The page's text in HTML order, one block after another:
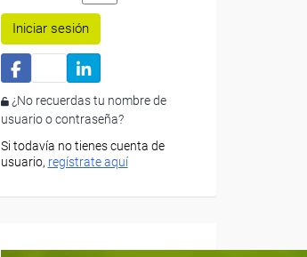
Iniciar sesión
¿No recuerdas tu nombre de
usuario o contraseña?
Si todavía no tienes cuenta de
usuario, regístrate aquí